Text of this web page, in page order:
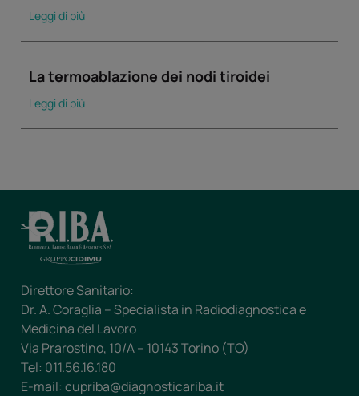
Leggi di più
La termoablazione dei nodi tiroidei
Leggi di più
Direttore Sanitario:
Dr. A. Coraglia – Specialista in Radiodiagnostica e
Medicina del Lavoro
Via Prarostino, 10/A – 10143 Torino (TO)
Tel: 011.56.16.180
E-mail: cupriba@diagnosticariba.it